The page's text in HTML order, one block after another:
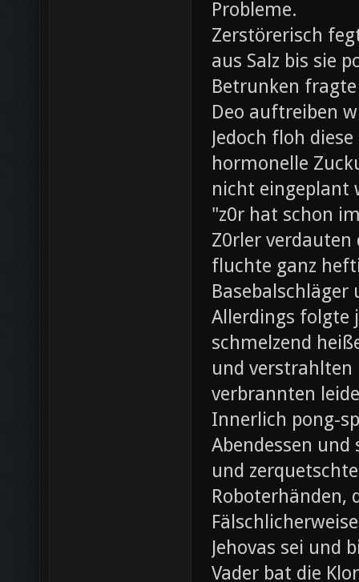
Probleme.
Zerstörerisch
aus Salz bis sie
Betrunken
Deo auftreiben
Jedoch floh
hormonelle
nicht eingeplant
"z0r hat schon
Z0rler
fluchte ganz
Allerdings folgte
schmelzend
und verstrahlten
verbrannten
Innerlich pong-
Abendessen
und
Roboterhänden,
Jehovas sei und
Vader bat die